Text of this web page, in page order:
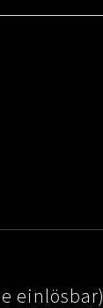
einlösbar)